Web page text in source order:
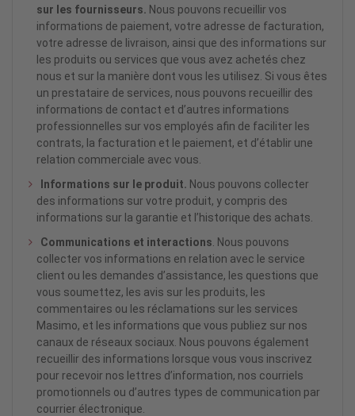
sur les fournisseurs. Nous pouvons recueillir vos
informations de paiement, votre adresse de facturation,
votre adresse de livraison, ainsi que des informations sur
les produits ou services que vous avez achetés chez
nous et sur la manière dont vous les utilisez. Si vous êtes
un prestataire de services, nous pouvons recueillir des
informations de contact et d’autres informations
professionnelles sur vos employés afin de faciliter les
contrats, la facturation et le paiement, et d’établir une
relation commerciale avec vous.
Informations sur le produit. Nous pouvons collecter
des informations sur votre produit, y compris des
informations sur la garantie et l’historique des achats.
Communications et interactions . Nous pouvons
collecter vos informations en relation avec le service
client ou les demandes d’assistance, les questions que
vous soumettez, les avis sur les produits, les
commentaires ou les réclamations sur les services
Masimo, et les informations que vous publiez sur nos
canaux de réseaux sociaux. Nous pouvons également
recueillir des informations lorsque vous vous inscrivez
pour recevoir nos lettres d’information, nos courriels
promotionnels ou d’autres types de communication par
courrier électronique.